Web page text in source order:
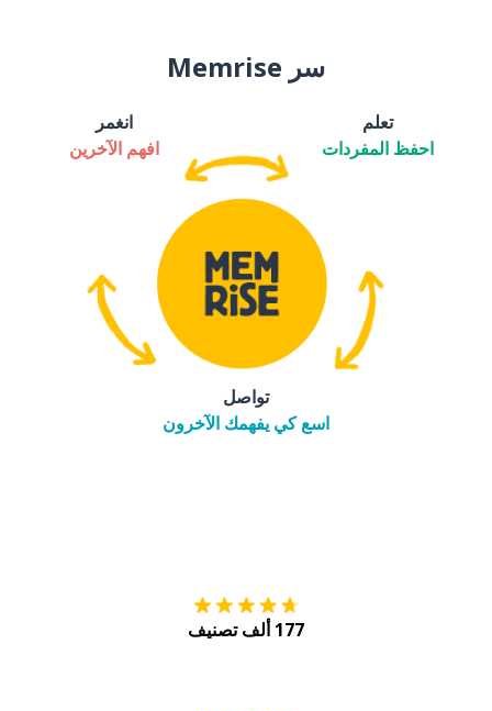
سر Memrise
تعلم
احفظ المفردات
انغمر
افهم الآخرين
تواصل
اسع كي يفهمك الآخرون
177 ألف تصنيف